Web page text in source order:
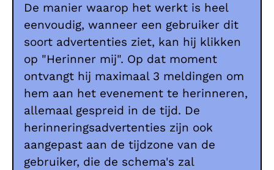
De manier waarop het werkt is heel
eenvoudig, wanneer een gebruiker dit
soort advertenties ziet, kan hij klikken
op "Herinner mij". Op dat moment
ontvangt hij maximaal 3 meldingen om
hem aan het evenement te herinneren,
allemaal gespreid in de tijd. De
herinneringsadvertenties zijn ook
aangepast aan de tijdzone van de
gebruiker, die de schema's zal